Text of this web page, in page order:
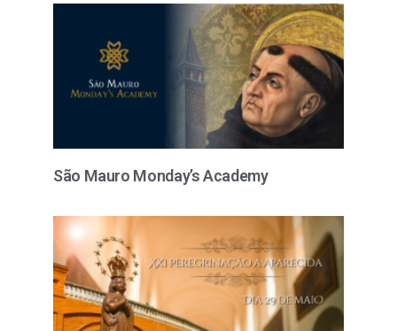
São Mauro Monday’s Academy